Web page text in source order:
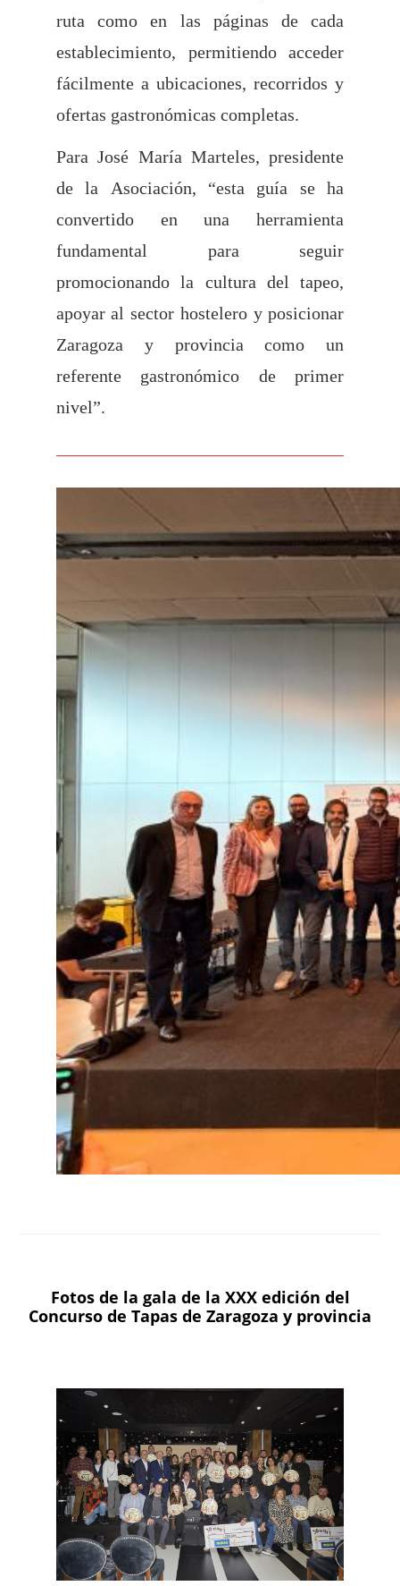
ruta como en las páginas de cada
establecimiento, permitiendo acceder
fácilmente a ubicaciones, recorridos y
ofertas gastronómicas completas.
Para José María Marteles, presidente
de la Asociación, “esta guía se ha
convertido en una herramienta
fundamental para seguir
promocionando la cultura del tapeo,
apoyar al sector hostelero y posicionar
Zaragoza y provincia como un
referente gastronómico de primer
nivel”.
Fotos de la gala de la XXX edición del
Concurso de Tapas de Zaragoza y provincia